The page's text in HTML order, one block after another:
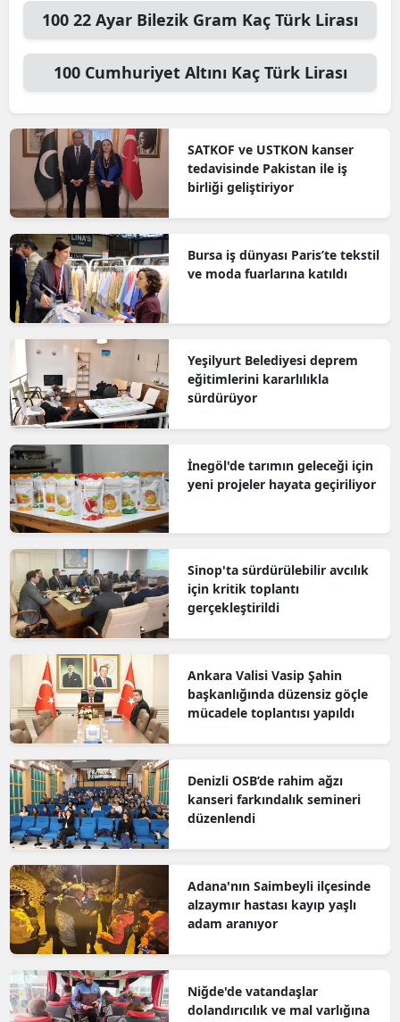
100 22 Ayar Bilezik Gram Kaç Türk Lirası
100 Cumhuriyet Altını Kaç Türk Lirası
SATKOF ve USTKON kanser
tedavisinde Pakistan ile iş
birliği geliştiriyor
Bursa iş dünyası Paris’te tekstil
ve moda fuarlarına katıldı
Yeşilyurt Belediyesi deprem
eğitimlerini kararlılıkla
sürdürüyor
İnegöl'de tarımın geleceği için
yeni projeler hayata geçiriliyor
Sinop'ta sürdürülebilir avcılık
için kritik toplantı
gerçekleştirildi
Ankara Valisi Vasip Şahin
başkanlığında düzensiz göçle
mücadele toplantısı yapıldı
Denizli OSB’de rahim ağzı
kanseri farkındalık semineri
düzenlendi
Adana'nın Saimbeyli ilçesinde
alzaymır hastası kayıp yaşlı
adam aranıyor
Niğde'de vatandaşlar
dolandırıcılık ve mal varlığına